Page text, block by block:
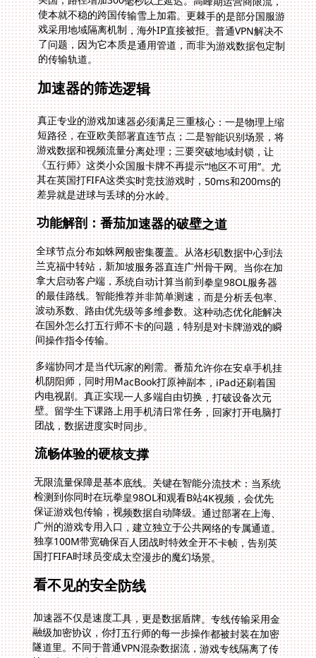
的传输轨道。
加速器的筛选逻辑
真正专业的游戏加速器必须满足三重核心：一是物理上缩
短路径，在亚欧美部署直连节点；二是智能识别场景，将
游戏数据和视频流量分离处理；三要突破地域封锁，让
《五行师》这类小众国服卡牌不再提示“地区不可用”。尤
其在英国打FIFA这类实时竞技游戏时，50ms和200ms的
差异就是进球与丢球的分水岭。
功能解剖：番茄加速器的破壁之道
全球节点分布如蛛网般密集覆盖。从洛杉矶数据中心到法
兰克福中转站，新加坡服务器直连广州骨干网。当你在加
拿大启动客户端，系统自动计算当前到拳皇98OL服务器
的最佳路线。智能推荐并非简单测速，而是分析丢包率、
波动系数、路由优先级等多维参数。这种动态优化能解决
在国外怎么打五行师不卡的问题，特别是对卡牌游戏的瞬
间操作指令传输。
多端协同才是当代玩家的刚需。番茄允许你在安卓手机挂
机阴阳师，同时用MacBook打原神副本，iPad还刷着国
内电视剧。真正实现一人多端自由切换，打破设备次元
壁。留学生下课路上用手机清日常任务，回家打开电脑打
团战，数据进度实时同步。
流畅体验的硬核支撑
无限流量保障是基本底线。关键在智能分流技术：当系统
检测到你同时在玩拳皇98OL和观看B站4K视频，会优先
保证游戏包传输，视频数据自动降级。通过部署在上海、
广州的游戏专用入口，建立独立于公共网络的专属通道。
独享100M带宽确保百人团战时特效全开不卡帧，告别英
国打FIFA时球员变成太空漫步的魔幻场景。
看不见的安全防线
加速器不仅是速度工具，更是数据盾牌。专线传输采用金
融级加密协议，你打五行师的每一步操作都被封装在加密
隧道里。不同于普通VPN混杂数据流，游戏专线隔离了传
输环境，账户安全多一道保障。曾有墨尔本玩家用公共节